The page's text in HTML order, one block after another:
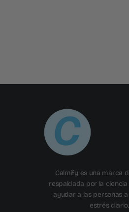
Calmify es una marca
respaldada por la
ayudar a las personas
estrés diario.